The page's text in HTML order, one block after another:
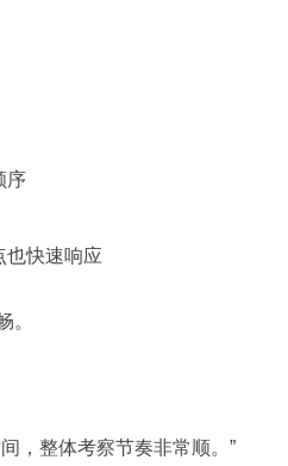
序
也快速响应
。
，整体考察节奏非常顺。”